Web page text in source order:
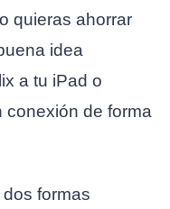
quieras ahorrar
idea
a tu iPad o
conexión de forma
formas